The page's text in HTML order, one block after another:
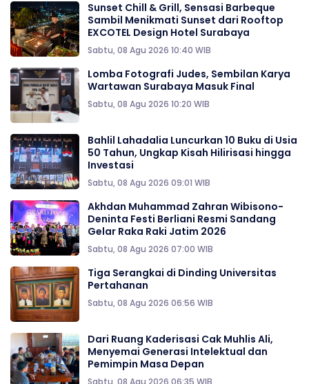
Sunset Chill & Grill, Sensasi Barbeque
Sambil Menikmati Sunset dari Rooftop
EXCOTEL Design Hotel Surabaya
Sabtu, 08 Agu 2026 10:40 WIB
Lomba Fotografi Judes, Sembilan Karya
Wartawan Surabaya Masuk Final
Sabtu, 08 Agu 2026 10:20 WIB
Bahlil Lahadalia Luncurkan 10 Buku di Usia
50 Tahun, Ungkap Kisah Hilirisasi hingga
Investasi
Sabtu, 08 Agu 2026 09:01 WIB
Akhdan Muhammad Zahran Wibisono-
Deninta Festi Berliani Resmi Sandang
Gelar Raka Raki Jatim 2026
Sabtu, 08 Agu 2026 07:00 WIB
Tiga Serangkai di Dinding Universitas
Pertahanan
Sabtu, 08 Agu 2026 06:56 WIB
Dari Ruang Kaderisasi Cak Muhlis Ali,
Menyemai Generasi Intelektual dan
Pemimpin Masa Depan